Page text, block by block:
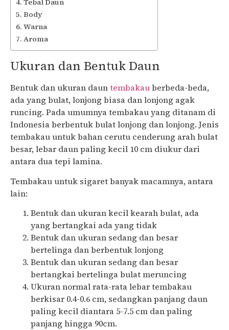
Tebal Daun
Body
Warna
Aroma
Ukuran dan Bentuk Daun
Bentuk dan ukuran dauntembakauberbeda-beda,
ada yang bulat, lonjong biasa dan lonjong agak
runcing. Pada umumnya tembakau yang ditanam di
Indonesia berbentuk bulat lonjong dan lonjong. Jenis
tembakau untuk bahan cerutu cenderung arah bulat
besar, lebar daun paling kecil 10 cm diukur dari
antara dua tepi lamina.
Tembakau untuk sigaret banyak macamnya, antara
lain:
Bentuk dan ukuran kecil kearah bulat, ada
yang bertangkai ada yang tidak
Bentuk dan ukuran sedang dan besar
bertelinga dan berbentuk lonjong
Bentuk dan ukuran sedang dan besar
bertangkai bertelinga bulat meruncing
Ukuran normal rata-rata lebar tembakau
berkisar 0.4-0.6 cm, sedangkan panjang daun
paling kecil diantara 5-7.5 cm dan paling
panjang hingga 90cm.